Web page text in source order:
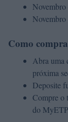
Como
Abra uma
próxima
Deposite
Compre o
do